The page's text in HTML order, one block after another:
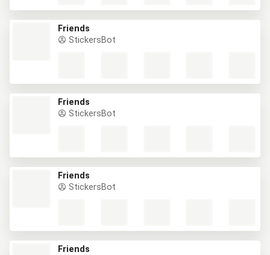
Friends
StickersBot
Friends
StickersBot
Friends
StickersBot
Friends